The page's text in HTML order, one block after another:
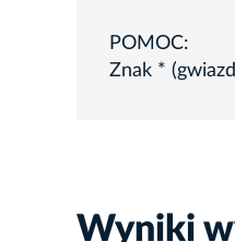
POMOC:
Znak *
Wyniki